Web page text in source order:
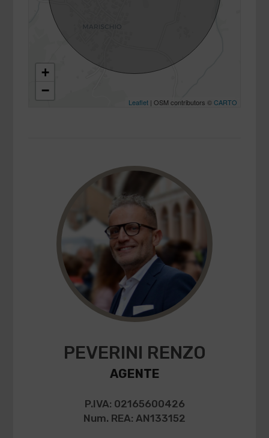
+
−
Leaflet| OSM contributors ©CARTO
PEVERINI RENZO
AGENTE
P.IVA: 02165600426
Num. REA: AN133152